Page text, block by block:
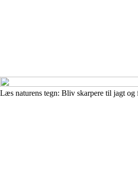
Læs naturens tegn: Bliv skarpere til jagt og